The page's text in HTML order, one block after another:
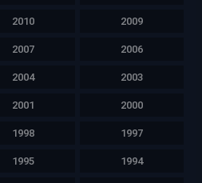
2010 2009
2007 2006
2004 2003
2001 2000
1998 1997
1995 1994